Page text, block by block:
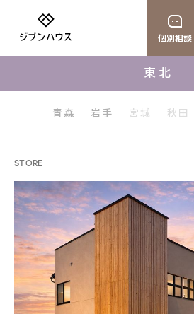
個別相談
東北
青森 岩手 宮城 秋田
STORE